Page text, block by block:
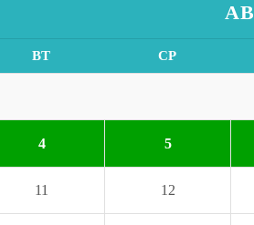
ВТ СР
4 5
11 12